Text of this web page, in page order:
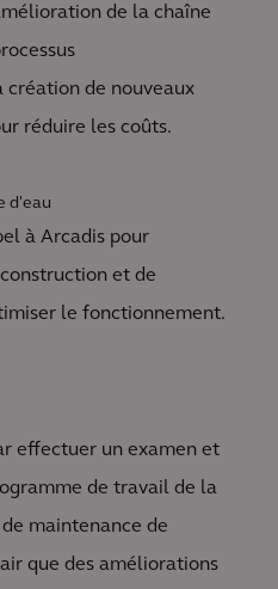
de la chaîne
de nouveaux
réduire les coûts.
d'eau
à Arcadis pour
et de
le fonctionnement.
effectuer un examen et
de travail de la
maintenance de
que des améliorations